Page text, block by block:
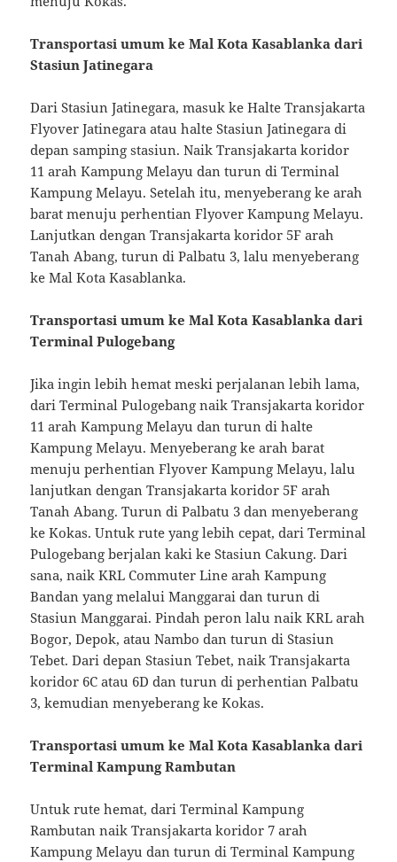
Transportasi umum ke Mal Kota Kasablanka dari
Stasiun Jatinegara
Dari Stasiun Jatinegara, masuk ke Halte Transjakarta
Flyover Jatinegara atau halte Stasiun Jatinegara di
depan samping stasiun. Naik Transjakarta koridor
11 arah Kampung Melayu dan turun di Terminal
Kampung Melayu. Setelah itu, menyeberang ke arah
barat menuju perhentian Flyover Kampung Melayu.
Lanjutkan dengan Transjakarta koridor 5F arah
Tanah Abang, turun di Palbatu 3, lalu menyeberang
ke Mal Kota Kasablanka.
Transportasi umum ke Mal Kota Kasablanka dari
Terminal Pulogebang
Jika ingin lebih hemat meski perjalanan lebih lama,
dari Terminal Pulogebang naik Transjakarta koridor
11 arah Kampung Melayu dan turun di halte
Kampung Melayu. Menyeberang ke arah barat
menuju perhentian Flyover Kampung Melayu, lalu
lanjutkan dengan Transjakarta koridor 5F arah
Tanah Abang. Turun di Palbatu 3 dan menyeberang
ke Kokas. Untuk rute yang lebih cepat, dari Terminal
Pulogebang berjalan kaki ke Stasiun Cakung. Dari
sana, naik KRL Commuter Line arah Kampung
Bandan yang melalui Manggarai dan turun di
Stasiun Manggarai. Pindah peron lalu naik KRL arah
Bogor, Depok, atau Nambo dan turun di Stasiun
Tebet. Dari depan Stasiun Tebet, naik Transjakarta
koridor 6C atau 6D dan turun di perhentian Palbatu
3, kemudian menyeberang ke Kokas.
Transportasi umum ke Mal Kota Kasablanka dari
Terminal Kampung Rambutan
Untuk rute hemat, dari Terminal Kampung
Rambutan naik Transjakarta koridor 7 arah
Kampung Melayu dan turun di Terminal Kampung